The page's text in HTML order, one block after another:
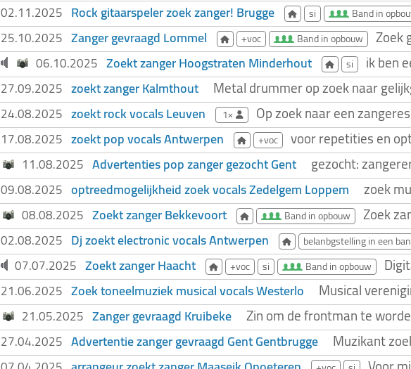
02.11.2025 Rock gitaarspeler zoek zanger! Brugge si Band in
25.10.2025 Zanger gevraagd Lommel +voc Band in opbouw Zoek
06.10.2025 Zoekt zanger Hoogstraten Minderhout si ik ben
27.09.2025 zoekt zanger Kalmthout Metal drummer op zoek naar
24.08.2025 zoekt rock vocals Leuven 1× Op zoek naar een
17.08.2025 zoekt pop vocals Antwerpen +voc voor repetities en
11.08.2025 Advertenties pop zanger gezocht Gent gezocht:
09.08.2025 optreedmogelijkheid zoek vocals Zedelgem Loppem zoek
08.08.2025 Zoekt zanger Bekkevoort Band in opbouw Zoek
02.08.2025 Dj zoekt electronic vocals Antwerpen belanbgstelling in een
07.07.2025 Zoekt zanger Haacht +voc si Band in opbouw
21.06.2025 Zoek toneelmuziek musical vocals Westerlo Musical
21.05.2025 Zanger gevraagd Kruibeke Zin om de frontman te
27.04.2025 Advertentie zanger gevraagd Gent Gentbrugge Muzikant